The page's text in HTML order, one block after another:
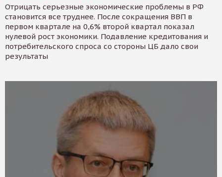
Отрицать серьезные экономические проблемы в РФ
становится все труднее. После сокращения ВВП в
первом квартале на 0,6% второй квартал показал
нулевой рост экономики. Подавление кредитования и
потребительского спроса со стороны ЦБ дало свои
результаты